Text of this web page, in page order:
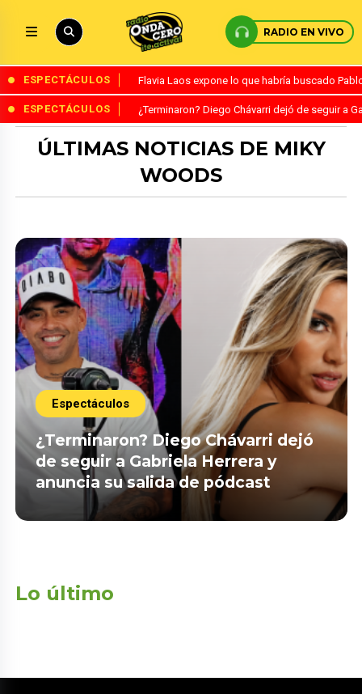
RADIO EN VIVO
ESPECTÁCULOS Flavia Laos expone lo que habría buscado
ESPECTÁCULOS ¿Terminaron? Diego Chávarri dejó de seguir a
ÚLTIMAS NOTICIAS DE MIKY
WOODS
Espectáculos
¿Terminaron? Diego Chávarri dejó
de seguir a Gabriela Herrera y
anuncia su salida de pódcast
Lo último